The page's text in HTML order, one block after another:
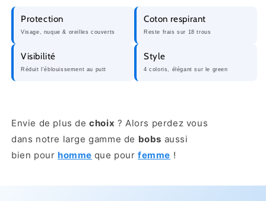
Protection
Visage, nuque & oreilles couverts
Coton respirant
Reste frais sur 18 trous
Visibilité
Réduit l'éblouissement au putt
Style
4 coloris, élégant sur le green
Envie de plus dechoix ? Alors perdez vous
dans notre large gamme de bobs aussi
bien pour homme que pourfemme !